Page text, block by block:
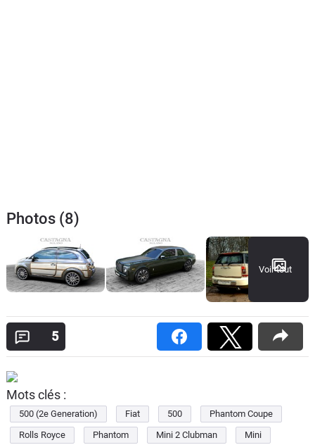
Photos (8)
Voir tout
5
Mots clés :
500 (2e Generation) Fiat 500
Phantom Coupe
Rolls Royce
Phantom Mini 2 Clubman Mini